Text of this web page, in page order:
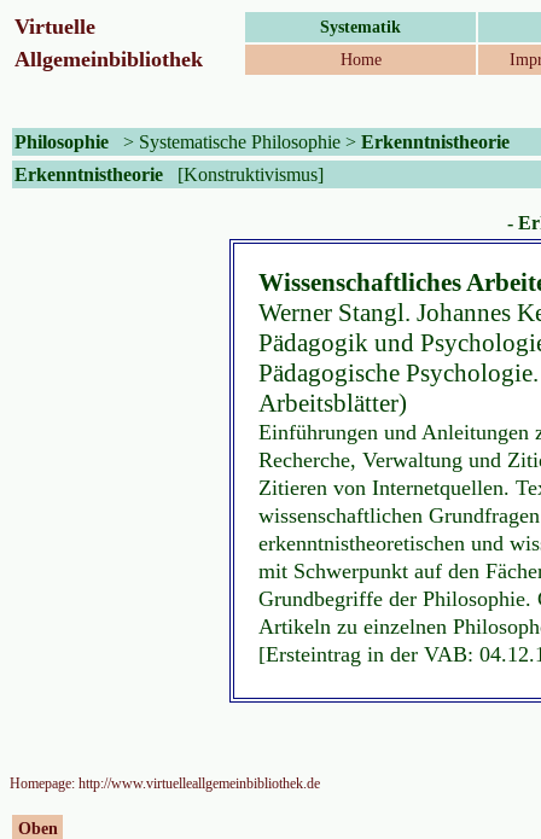
Virtuelle Systematik
Allgemeinbibliothek Home
Philosophie > Systematische Philosophie > Erkenntnistheorie
Erkenntnistheorie
[Konstruktivismus]
-
Wissenschaftliches
Werner Stangl. Johannes
Pädagogik und
Pädagogische
Arbeitsblätter)
Einführungen und Anleitungen
Recherche, Verwaltung und
Zitieren von Internetquellen.
wissenschaftlichen
erkenntnistheoretischen und
mit Schwerpunkt auf den
Grundbegriffe der Philosophie.
Artikeln zu einzelnen
[Ersteintrag in der VAB:
Homepage: http://www.virtuelleallgemeinbibliothek.de
Oben